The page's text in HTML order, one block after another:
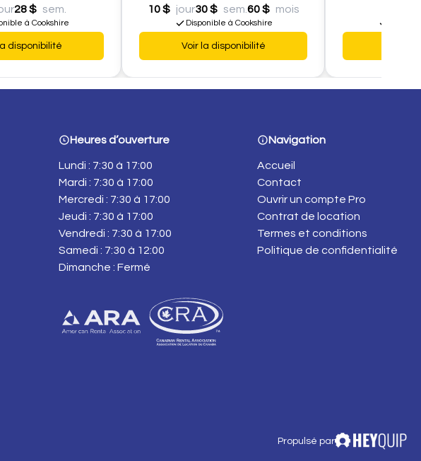
28 $ sem.
à Cookshire
disponibilité
10 $ jour30 $ sem. 60 $ mois
Disponible à Cookshire
Voir la disponibilité
Heures d’ouverture
Lundi : 7:30 à 17:00
Mardi : 7:30 à 17:00
Mercredi : 7:30 à 17:00
Jeudi : 7:30 à 17:00
Vendredi : 7:30 à 17:00
Samedi : 7:30 à 12:00
Dimanche : Fermé
Navigation
Accueil
Contact
Ouvrir un compte Pro
Contrat de location
Termes et conditions
Politique de confidentialité
Propulsé par